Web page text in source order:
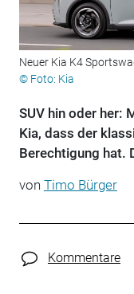
Neuer Kia K4
© Foto: Kia
SUV hin oder her:
Kia, dass der
Berechtigung hat.
von Timo Bürger
Kommentare